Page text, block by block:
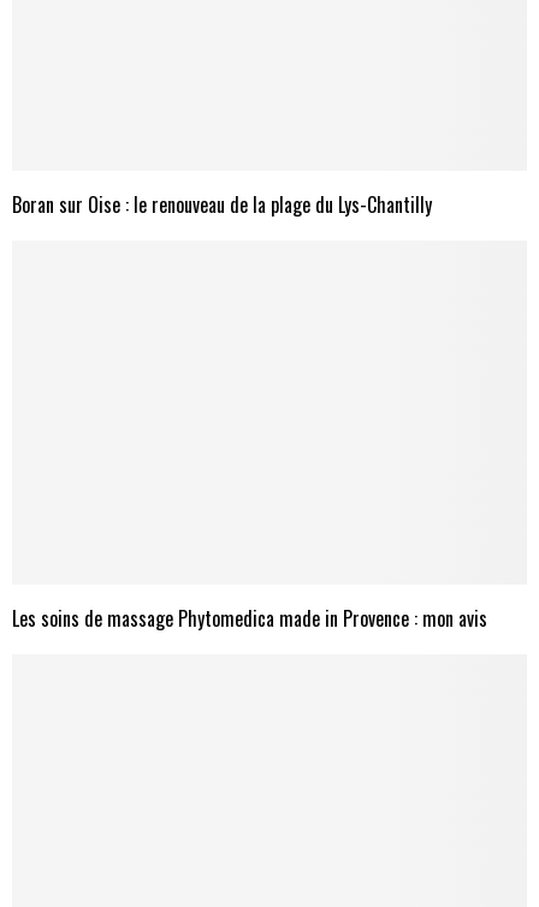
Boran sur Oise : le renouveau de la plage du Lys-Chantilly
Les soins de massage Phytomedica made in Provence : mon avis